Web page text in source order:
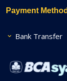
Payment Method
Bank Transfer